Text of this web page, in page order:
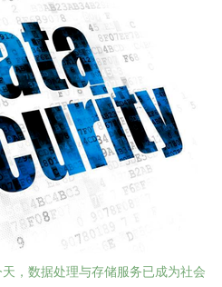
，数据处理与存储服务已成为社会